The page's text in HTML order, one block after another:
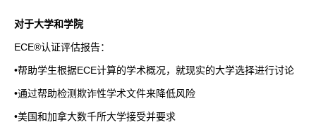
对于大学和学院
ECE®认证评估报告：
•帮助学生根据ECE计算的学术概况，就现实的大学选择进行讨论
•通过帮助检测欺诈性学术文件来降低风险
•美国和加拿大数千所大学接受并要求